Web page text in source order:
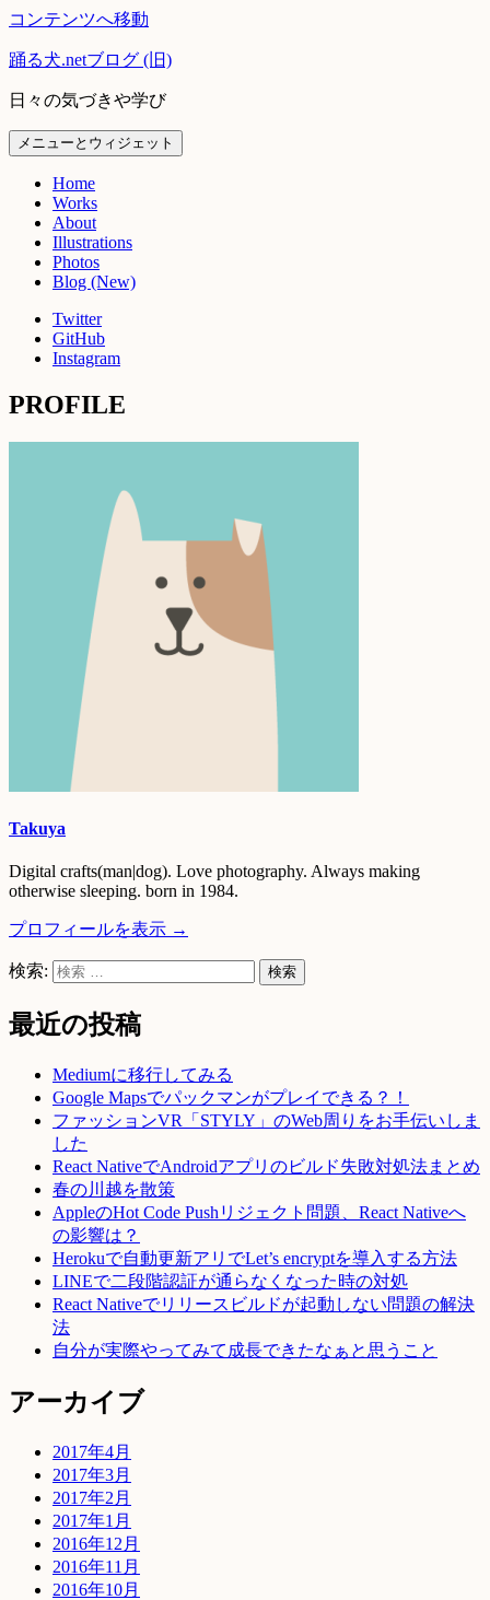
コンテンツへ移動
踊る犬.netブログ (旧)
日々の気づきや学び
メニューとウィジェット
Home
Works
About
Illustrations
Photos
Blog (New)
Twitter
GitHub
Instagram
PROFILE
Takuya
Digital crafts(man|dog). Love photography. Always making
otherwise sleeping. born in 1984.
プロフィールを表示 →
検索:
最近の投稿
Mediumに移行してみる
Google Mapsでパックマンがプレイできる？！
ファッションVR「STYLY」のWeb周りをお手伝いしま
した
React NativeでAndroidアプリのビルド失敗対処法まとめ
春の川越を散策
AppleのHot Code Pushリジェクト問題、React Nativeへ
の影響は？
Herokuで自動更新アリでLet’s encryptを導入する方法
LINEで二段階認証が通らなくなった時の対処
React Nativeでリリースビルドが起動しない問題の解決
法
自分が実際やってみて成長できたなぁと思うこと
アーカイブ
2017年4月
2017年3月
2017年2月
2017年1月
2016年12月
2016年11月
2016年10月